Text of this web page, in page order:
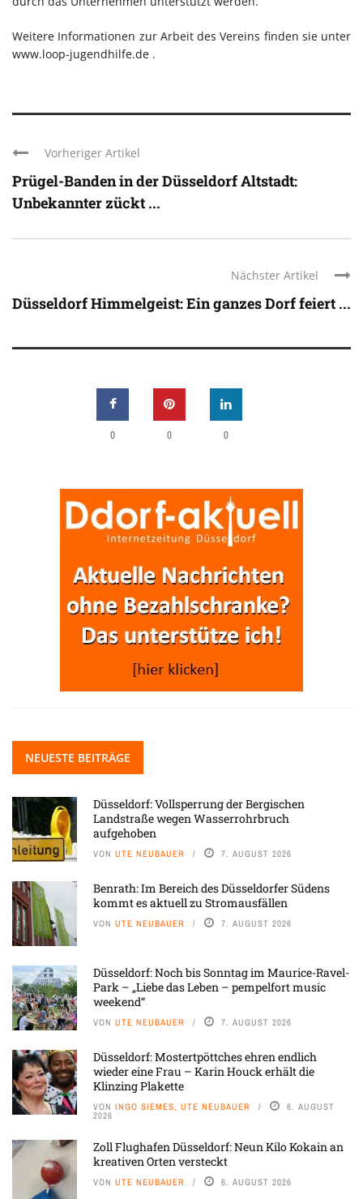
Weitere Informationen zur Arbeit des Vereins finden sie unter
www.loop-jugendhilfe.de .
Vorheriger Artikel
Prügel-Banden in der Düsseldorf Altstadt:
Unbekannter zückt ...
Nächster Artikel
Düsseldorf Himmelgeist: Ein ganzes Dorf feiert ...
0 0 0
NEUESTE BEITRÄGE
Düsseldorf: Vollsperrung der Bergischen
Landstraße wegen Wasserrohrbruch
aufgehoben
VON UTE NEUBAUER 7. AUGUST 2026
Benrath: Im Bereich des Düsseldorfer Südens
kommt es aktuell zu Stromausfällen
VON UTE NEUBAUER 7. AUGUST 2026
Düsseldorf: Noch bis Sonntag im Maurice-Ravel-
Park – „Liebe das Leben – pempelfort music
weekend“
VON UTE NEUBAUER 7. AUGUST 2026
Düsseldorf: Mostertpöttches ehren endlich
wieder eine Frau – Karin Houck erhält die
Klinzing Plakette
VON INGO SIEMES, UTE NEUBAUER 6. AUGUST
2026
Zoll Flughafen Düsseldorf: Neun Kilo Kokain an
kreativen Orten versteckt
VON UTE NEUBAUER 6. AUGUST 2026